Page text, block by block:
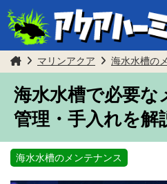
マリンアクア 海水水槽の
海水水槽で必要な
管理・手入れを解
海水水槽のメンテナンス